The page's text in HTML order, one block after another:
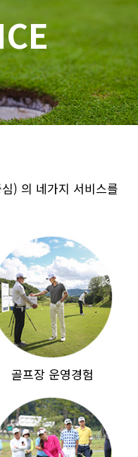
) 의 네가지 서비스를
골프장 운영경험